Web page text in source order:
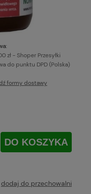
zł - Shoper Przesyłki
do punktu DPD(Polska)
płatności
formy dostawy
DO KOSZYKA
dodaj do przechowalni